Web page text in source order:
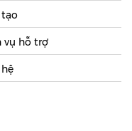
vụ hỗ trợ